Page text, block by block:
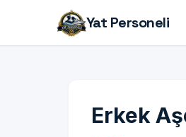
Yat Personeli
Erkek